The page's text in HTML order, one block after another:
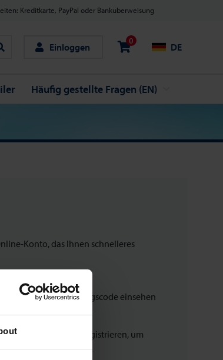
Kreditkarte, PayPal oder Banküberweisung
Einloggen
0
DE
Häufig gestellte Fragen (EN)
Konto, das Ihnen schnelleres
Sendungsverfolgungscode einsehen
Bestellungen
müssen sich erneut registrieren, um